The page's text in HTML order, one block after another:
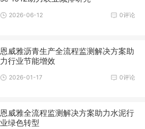
0评论
2026-06-12
恩威雅沥青生产全流程监测解决方案助
力行业节能增效
0评论
2026-01-17
恩威雅全流程监测解决方案助力水泥行
业绿色转型